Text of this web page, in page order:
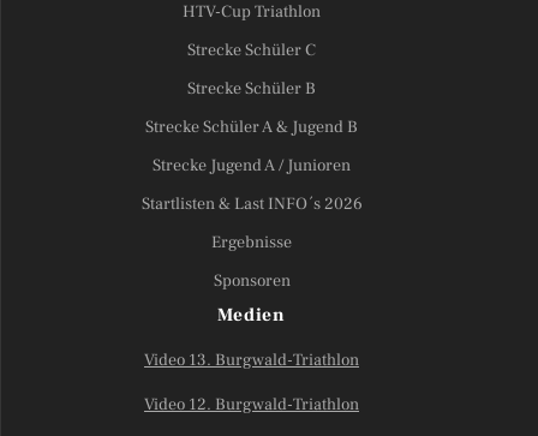
HTV-Cup Triathlon
Strecke Schüler C
Strecke Schüler B
Strecke Schüler A & Jugend B
Strecke Jugend A / Junioren
Startlisten & Last INFO´s 2026
Ergebnisse
Sponsoren
Medien
Video 13. Burgwald-Triathlon
Video 12. Burgwald-Triathlon